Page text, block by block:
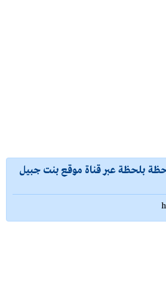
بلحظة عبر قناة موقع بنت جبيل